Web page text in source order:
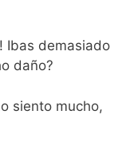
Ibas demasiado
daño?
siento mucho,